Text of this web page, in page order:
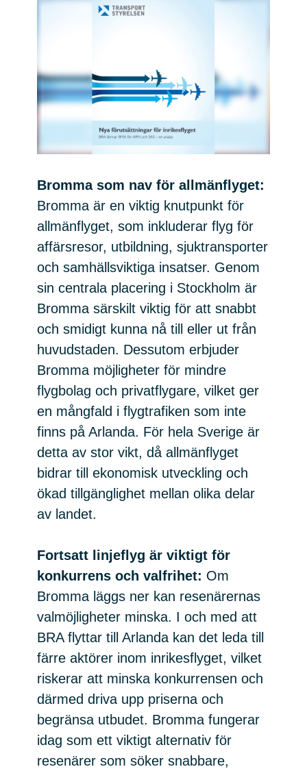
Bromma som nav för allmänflyget:
Bromma är en viktig knutpunkt för
allmänflyget, som inkluderar flyg för
affärsresor, utbildning, sjuktransporter
och samhällsviktiga insatser. Genom
sin centrala placering i Stockholm är
Bromma särskilt viktig för att snabbt
och smidigt kunna nå till eller ut från
huvudstaden. Dessutom erbjuder
Bromma möjligheter för mindre
flygbolag och privatflygare, vilket ger
en mångfald i flygtrafiken som inte
finns på Arlanda. För hela Sverige är
detta av stor vikt, då allmänflyget
bidrar till ekonomisk utveckling och
ökad tillgänglighet mellan olika delar
av landet.
Fortsatt linjeflyg är viktigt för
konkurrens och valfrihet: Om
Bromma läggs ner kan resenärernas
valmöjligheter minska. I och med att
BRA flyttar till Arlanda kan det leda till
färre aktörer inom inrikesflyget, vilket
riskerar att minska konkurrensen och
därmed driva upp priserna och
begränsa utbudet. Bromma fungerar
idag som ett viktigt alternativ för
resenärer som söker snabbare,